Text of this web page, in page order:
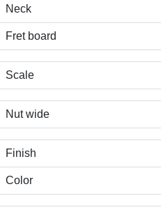
Neck
Fret board
Scale
Nut wide
Finish
Color